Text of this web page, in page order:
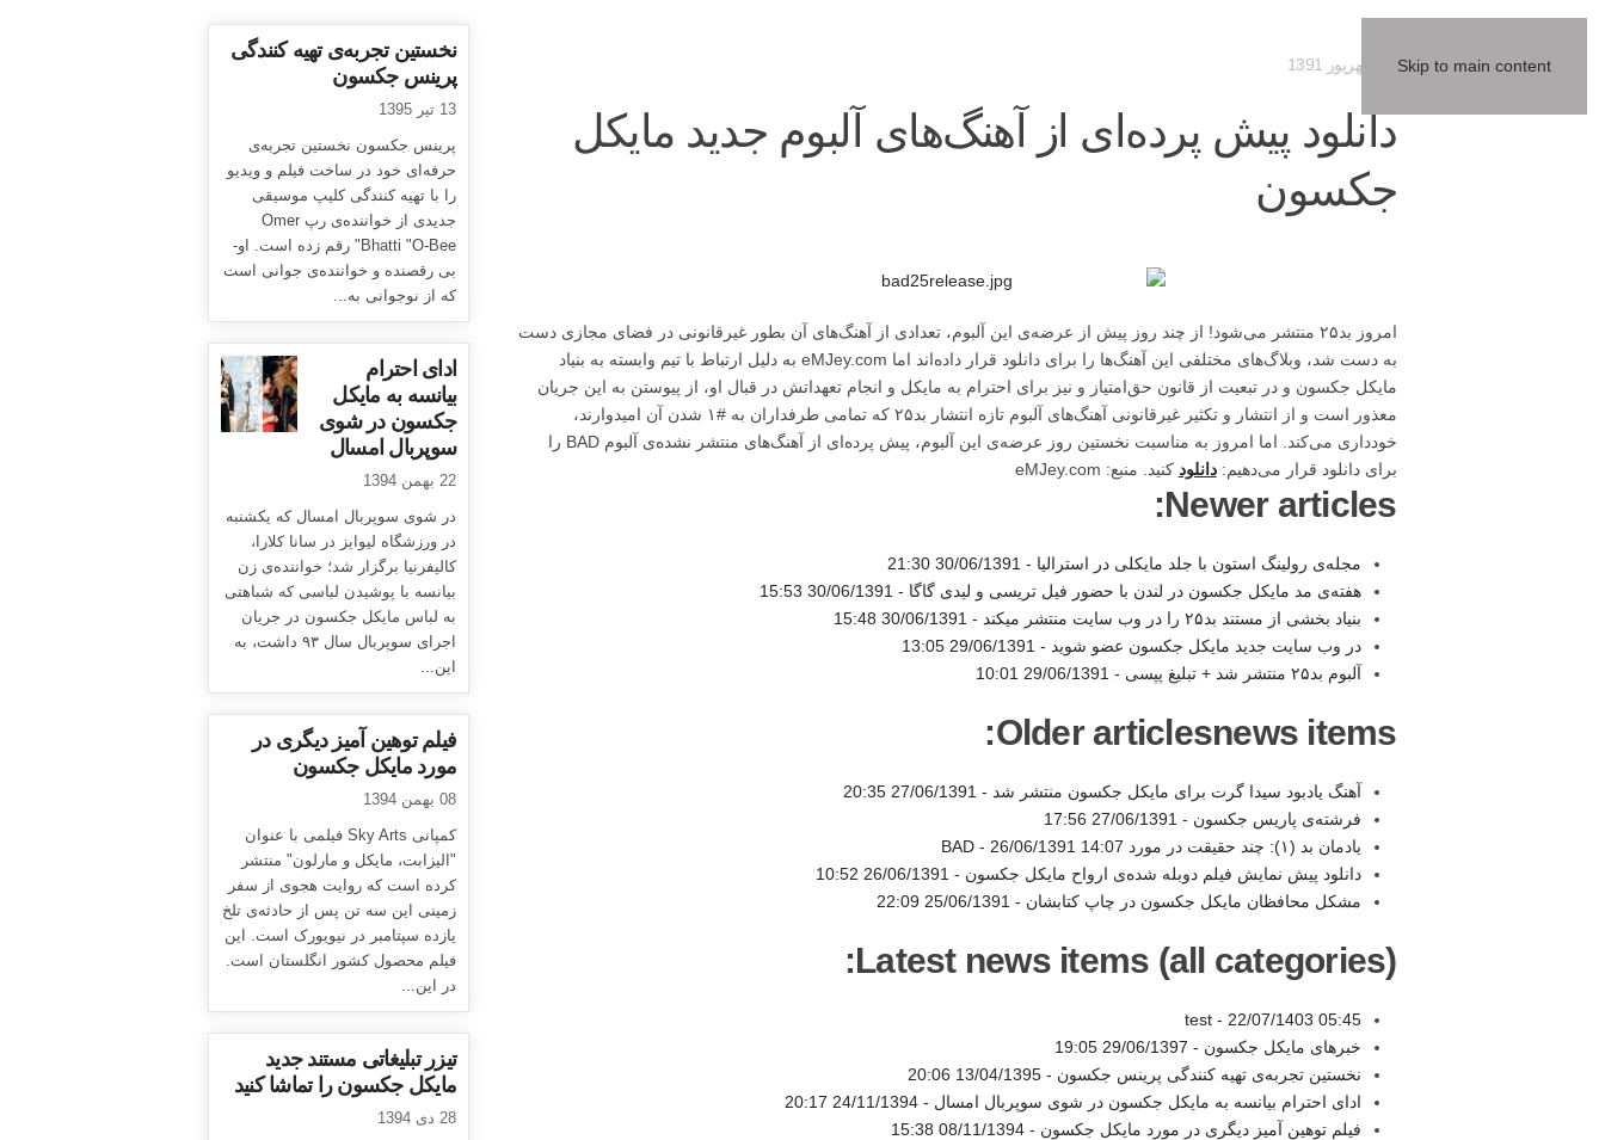
Skip to main content
دانلود پیش پرده‌ای از آهنگ‌های آلبوم جدید مایکل
جکسون
امروز بد۲۵ منتشر می‌شود! از چند روز پیش از عرضه‌ی این آلبوم، تعدادی از آهنگ‌های آن بطور غیرقانونی در فضای مجازی دست
به دست شد، وبلاگ‌های مختلفی این آهنگ‌ها را برای دانلود قرار داده‌اند اما eMJey.com به دلیل ارتباط با تیم وابسته به بنیاد
مایکل جکسون و در تبعیت از قانون حق‌امتیاز و نیز برای احترام به مایکل و انجام تعهداتش در قبال او، از پیوستن به این جریان
معذور است و از انتشار و تکثیر غیرقانونی آهنگ‌های آلبوم تازه انتشار بد۲۵ که تمامی طرفداران به #۱ شدن آن امیدوارند،
خودداری می‌کند. اما امروز به مناسبت نخستین روز عرضه‌ی این آلبوم، پیش پرده‌ای از آهنگ‌های منتشر نشده‌ی آلبوم BAD را
برای دانلود قرار می‌دهیم:دانلود کنید. منبع: eMJey.com
Newer articles:
مجله‌ی رولینگ استون با جلد مایکلی در استرالیا - 30/06/1391 21:30
هفته‌ی مد مایکل جکسون در لندن با حضور فیل تریسی و لیدی گاگا - 30/06/1391 15:53
بنیاد بخشی از مستند بد۲۵ را در وب سایت منتشر میکند -
30/06/1391 15:48
در وب سایت جدید مایکل جکسون عضو شوید - 29/06/1391 13:05
آلبوم بد۲۵ منتشر شد + تبلیغ پپسی -
29/06/1391 10:01
Older articlesnews items:
آهنگ یادبود سیدا گرت برای مایکل جکسون منتشر شد - 27/06/1391 20:35
فرشته‌ی پاریس جکسون - 27/06/1391 17:56
یادمان بد (۱): چند حقیقت در مورد BAD -
26/06/1391 14:07
دانلود پیش نمایش فیلم دوبله شده‌ی ارواح مایکل جکسون - 26/06/1391 10:52
مشکل محافظان مایکل جکسون در چاپ کتابشان - 25/06/1391 22:09
Latest news items (all categories):
test - 22/07/1403 05:45
خبرهای مایکل جکسون - 29/06/1397 19:05
نخستین تجربه‌ی تهیه کنندگی پرینس جکسون -13/04/1395 20:06
ادای احترام بیانسه به مایکل جکسون در شوی سوپربال امسال -24/11/1394 20:17
فیلم توهین آمیز دیگری در مورد مایکل جکسون -08/11/1394 15:38
نخستین تجربه‌ی تهیه کنندگی
پرینس جکسون
13 تیر 1395
پرینس جکسون نخستین تجربه‌ی
حرفه‌ای خود در ساخت فیلم و ویدیو
را با تهیه کنندگی کلیپ موسیقی
جدیدی از خواننده‌ی رپ Omer
Bhatti "O-Bee" رقم زده است. او-
بی رقصنده و خواننده‌ی جوانی است
که از نوجوانی به...
ادای احترام
بیانسه به مایکل
جکسون در شوی
سوپربال امسال
22 بهمن 1394
در شوی سوپربال امسال که یکشنبه
در ورزشگاه لیوایز در سانا کلارا،
کالیفرنیا برگزار شد؛ خواننده‌ی زن
بیانسه با پوشیدن لباسی که شباهتی
به لباس مایکل جکسون در جریان
اجرای سوپربال سال ۹۳ داشت، به
این...
فیلم توهین آمیز دیگری در
مورد مایکل جکسون
08 بهمن 1394
کمپانی Sky Arts فیلمی با عنوان
"الیزابت، مایکل و مارلون" منتشر
کرده است که روایت هجوی از سفر
زمینی این سه تن پس از حادثه‌ی تلخ
یازده سپتامبر در نیویورک است. این
فیلم محصول کشور انگلستان است.
در این...
تیزر تبلیغاتی مستند جدید
مایکل جکسون را تماشا کنید
28 دی 1394